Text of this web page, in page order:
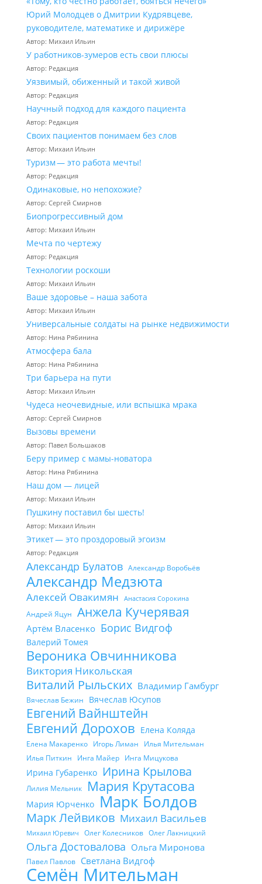
Юрий Молодцев о Дмитрии Кудрявцеве,
руководителе, математике и дирижёре
Автор: Михаил Ильин
У работников‑зумеров есть свои плюсы
Автор: Редакция
Уязвимый, обиженный и такой живой
Автор: Редакция
Научный подход для каждого пациента
Автор: Редакция
Своих пациентов понимаем без слов
Автор: Михаил Ильин
Туризм — это работа мечты!
Автор: Редакция
Одинаковые, но непохожие?
Автор: Сергей Смирнов
Биопрогрессивный дом
Автор: Михаил Ильин
Мечта по чертежу
Автор: Редакция
Технологии роскоши
Автор: Михаил Ильин
Ваше здоровье – наша забота
Автор: Михаил Ильин
Универсальные солдаты на рынке недвижимости
Автор: Нина Рябинина
Атмосфера бала
Автор: Нина Рябинина
Три барьера на пути
Автор: Михаил Ильин
Чудеса неочевидные, или вспышка мрака
Автор: Сергей Смирнов
Вызовы времени
Автор: Павел Большаков
Беру пример с мамы-новатора
Автор: Нина Рябинина
Наш дом — лицей
Автор: Михаил Ильин
Пушкину поставил бы шесть!
Автор: Михаил Ильин
Этикет — это проздоровый эгоизм
Автор: Редакция
Александр Булатов Александр Воробьёв
Александр Медзюта
Алексей Овакимян Анастасия Сорокина
Андрей Яцун Анжела Кучерявая
Артём Власенко Борис Видгоф
Валерий Томея
Вероника Овчинникова
Виктория Никольская
Виталий Рыльских Владимир Гамбург
Вячеслав Бежин Вячеслав Юсупов
Евгений Вайнштейн
Евгений Дорохов Елена Коляда
Елена Макаренко Игорь Лиман
Илья Мительман
Илья Питкин
Инга Майер Инга Мицукова
Ирина Губаренко Ирина Крылова
Лилия Мельник Мария Крутасова
Мария Юрченко Марк Болдов
Марк Лейвиков Михаил Васильев
Михаил Юревич Олег Колесников Олег Лакницкий
Ольга Достовалова Ольга Миронова
Павел Павлов Светлана Видгоф
Семён Мительман